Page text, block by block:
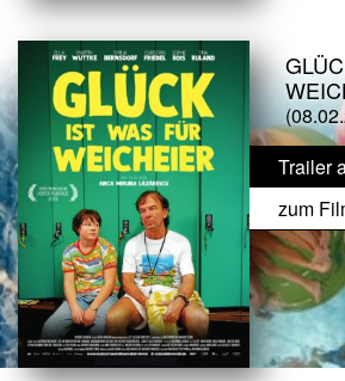
Trailer
zum